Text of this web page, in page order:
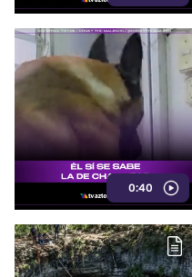
0:40